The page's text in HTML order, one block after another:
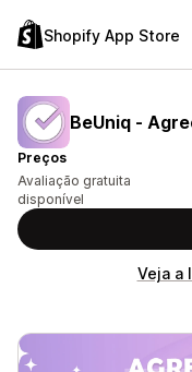
Shopify App Store
BeUniq ‑
Preços
Avaliação gratuita
disponível
Veja a